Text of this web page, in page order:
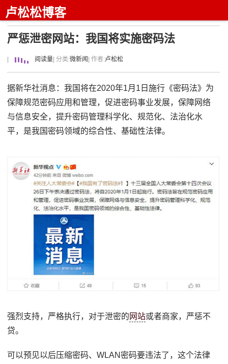
卢松松博客
严惩泄密网站：我国将实施密码法
阅读量 | 分类:微新闻 | 作者:卢松松
据新华社消息：我国将在2020年1月1日施行《密码法》为
保障规范密码应用和管理，促进密码事业发展，保障网络
与信息安全，提升密码管理科学化、规范化、法治化水
平，是我国密码领域的综合性、基础性法律。
强烈支持，严格执行，对于泄密的 网站或者商家，严惩不
贷。
可以预见以后压缩密码、WLAN密码要违法了，这个法律